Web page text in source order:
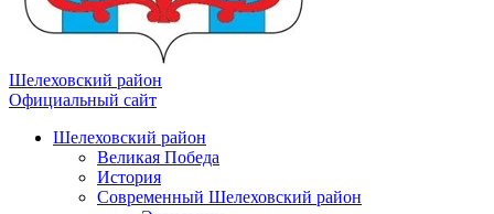
Шелеховский район
Официальный сайт
Шелеховский район
Великая Победа
История
Современный Шелеховский район